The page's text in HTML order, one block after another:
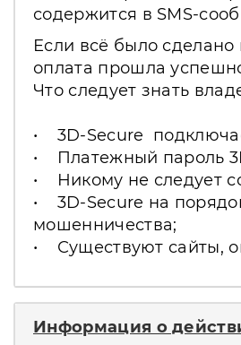
содержится в SMS-
Если всё было сделано
оплата прошла
Что следует знать
• 3D-Secure
• Платежный пароль
• Никому не следует
• 3D-Secure на
мошенничества;
• Существуют сайты,
Информация о